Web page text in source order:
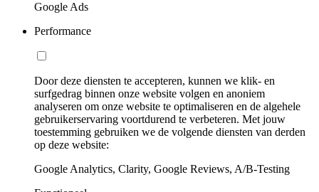
Google Ads
Performance
Door deze diensten te accepteren, kunnen we klik- en
surfgedrag binnen onze website volgen en anoniem
analyseren om onze website te optimaliseren en de algehele
gebruikerservaring voortdurend te verbeteren. Met jouw
toestemming gebruiken we de volgende diensten van derden
op deze website:
Google Analytics, Clarity, Google Reviews, A/B-Testing